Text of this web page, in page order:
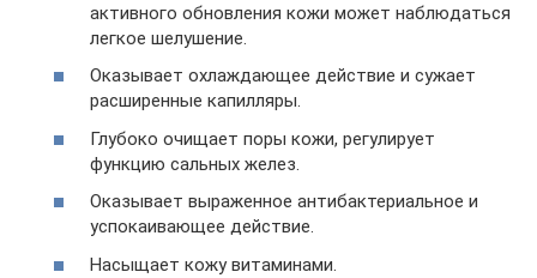
активного обновления кожи может наблюдаться
легкое шелушение.
Оказывает охлаждающее действие и сужает
расширенные капилляры.
Глубоко очищает поры кожи, регулирует
функцию сальных желез.
Оказывает выраженное антибактериальное и
успокаивающее действие.
Насыщает кожу витаминами.